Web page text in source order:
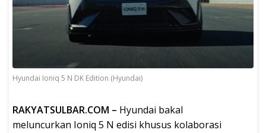
Hyundai Ioniq 5 N DK Edition (Hyundai)
RAKYATSULBAR.COM – Hyundai bakal
meluncurkan Ioniq 5 N edisi khusus kolaborasi